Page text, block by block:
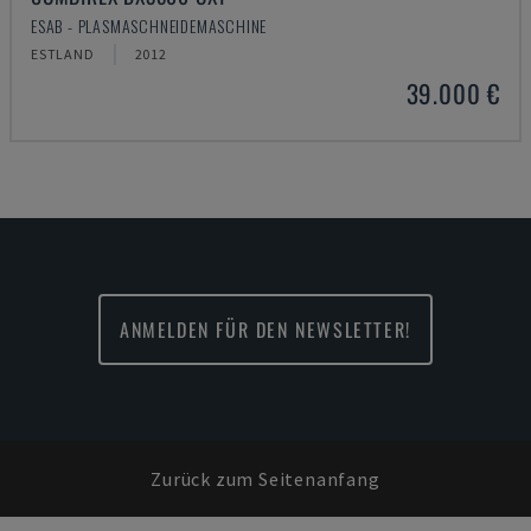
ESAB - PLASMASCHNEIDEMASCHINE
ESTLAND 2012
39.000 €
ANMELDEN FÜR DEN NEWSLETTER!
Zurück zum Seitenanfang